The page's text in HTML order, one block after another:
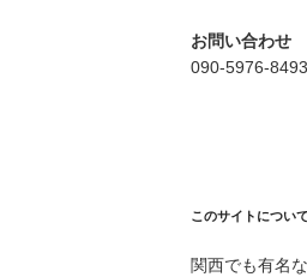
お問い合わせ
090-5976-8493
このサイトについて
関西でも有名